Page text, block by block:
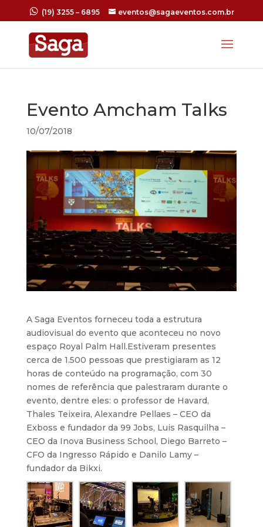
(19) 3255 – 6895 eventos@sagaeventos.com.br
Evento Amcham Talks
10/07/2018
A Saga Eventos forneceu toda a estrutura
audiovisual do evento que aconteceu no novo
espaço Royal Palm Hall.Estiveram presentes
cerca de 1.500 pessoas que prestigiaram as 12
horas de conteúdo na programação, com 30
nomes de referência que palestraram durante o
evento, dentre eles: o professor de Havard,
Thales Teixeira, Alexandre Pellaes – CEO da
Exboss e fundador da 99 Jobs, Luis Rasquilha –
CEO da Inova Business School, Diego Barreto –
CFO da Ingresso Rápido e Danilo Lamy –
fundador da Bikxi.